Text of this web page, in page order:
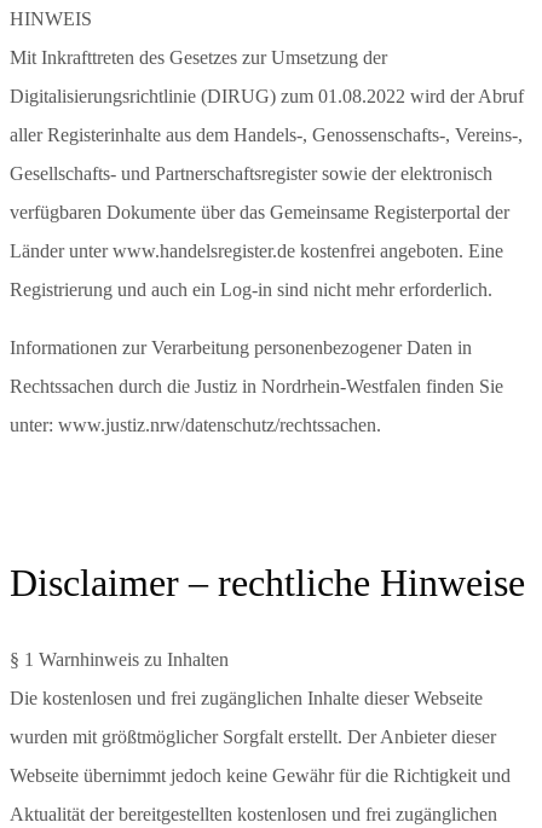
HINWEIS
Mit Inkrafttreten des Gesetzes zur Umsetzung der
Digitalisierungsrichtlinie (DIRUG) zum 01.08.2022 wird der Abruf
aller Registerinhalte aus dem Handels-, Genossenschafts-, Vereins-,
Gesellschafts- und Partnerschaftsregister sowie der elektronisch
verfügbaren Dokumente über das Gemeinsame Registerportal der
Länder unter www.handelsregister.de kostenfrei angeboten. Eine
Registrierung und auch ein Log-in sind nicht mehr erforderlich.
Informationen zur Verarbeitung personenbezogener Daten in
Rechtssachen durch die Justiz in Nordrhein-Westfalen finden Sie
unter: www.justiz.nrw/datenschutz/rechtssachen.
Disclaimer – rechtliche Hinweise
§ 1 Warnhinweis zu Inhalten
Die kostenlosen und frei zugänglichen Inhalte dieser Webseite
wurden mit größtmöglicher Sorgfalt erstellt. Der Anbieter dieser
Webseite übernimmt jedoch keine Gewähr für die Richtigkeit und
Aktualität der bereitgestellten kostenlosen und frei zugänglichen